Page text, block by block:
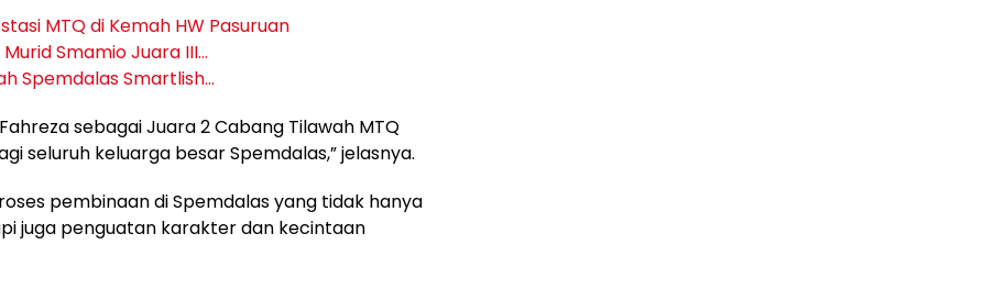
MTQ di Kemah HW Pasuruan
Smamio Juara III…
Spemdalas Smartlish…
sebagai Juara 2 Cabang Tilawah MTQ
seluruh keluarga besar Spemdalas,” jelasnya.
pembinaan di Spemdalas yang tidak hanya
juga penguatan karakter dan kecintaan